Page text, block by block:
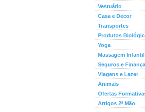
Vestuário
Casa e Decor
Transportes
Produtos
Yoga
Massagem Infantil
Seguros e
Viagens e Lazer
Animais
Ofertas
Artigos 2ª Mão